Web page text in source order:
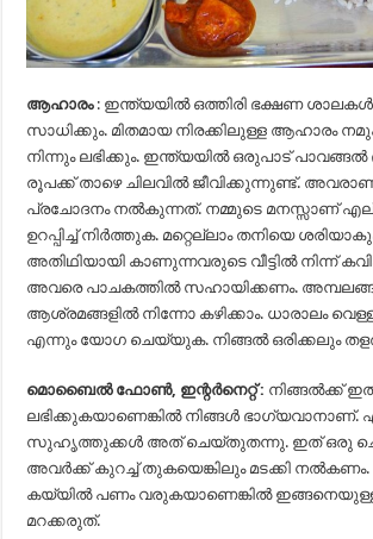
ആഹാരം: ഇന്ത്യയില്‍ ഒത്തിരി ഭക്ഷണ
സാധിക്കും. മിതമായ നിരക്കിലുള്ള ആഹാരം
നിന്നും ലഭിക്കും. ഇന്ത്യയില്‍ ഒരുപാട് പാവങ്ങല്‍
രൂപക്ക് താഴെ ചിലവില്‍ ജീവിക്കുന്നുണ്ട്.
പ്രചോദനം നല്‍കുന്നത്. നമ്മുടെ മനസ്സാണ്
ഉറപ്പിച്ച് നിര്‍ത്തുക. മറ്റെല്ലാം തനിയെ
അതിഥിയായി കാണുന്നവരുടെ വീട്ടില്‍ നിന്ന്
അവരെ പാചകത്തില്‍ സഹായിക്കണം.
ആശ്രമങ്ങളില്‍ നിന്നോ കഴിക്കാം. ധാരാലം
എന്നും യോഗ ചെയ്യുക. നിങ്ങല്‍ ഒരിക്കലും
മൊബൈല്‍ ഫോണ്‍, ഇന്റര്‍നെറ്റ് : നിങ്ങല്‍ക്ക്
ലഭിക്കുകയാണെങ്കില്‍ നിങ്ങള്‍ ഭാഗ്യവാനാണ്.
സുഹൃത്തുക്കള്‍ അത് ചെയ്തുതന്നു. ഇത് ഒരു
അവര്‍ക്ക് കുറച്ച് തുകയെങ്കിലും മടക്കി നല്‍കണം.
കയ്യില്‍ പണം വരുകയാണെങ്കില്‍
മറക്കരുത്.